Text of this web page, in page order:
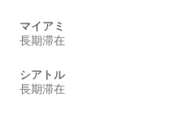
マイアミ
長期滞在
シアトル
長期滞在